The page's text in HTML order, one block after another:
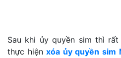
Sau khi ủy quyền sim thì
thực hiệnxóa ủy quyền sim